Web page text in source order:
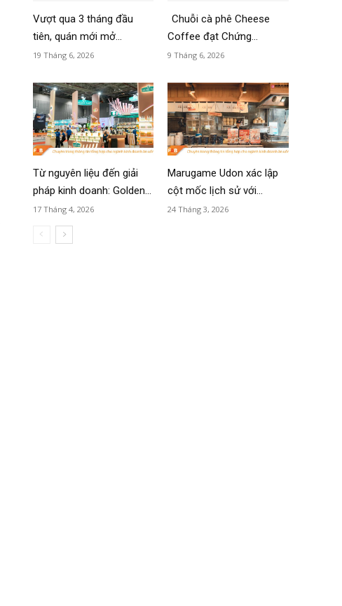
Vượt qua 3 tháng đầu
tiên, quán mới mở...
19 Tháng 6, 2026
Chuỗi cà phê Cheese
Coffee đạt Chứng...
9 Tháng 6, 2026
Từ nguyên liệu đến giải
pháp kinh doanh: Golden...
17 Tháng 4, 2026
Marugame Udon xác lập
cột mốc lịch sử với...
24 Tháng 3, 2026